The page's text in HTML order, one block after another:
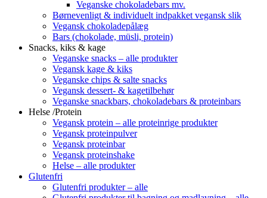
Veganske chokoladebars mv.
Børnevenligt & individuelt indpakket vegansk slik
Vegansk chokoladepålæg
Bars (chokolade, müsli, protein)
Snacks, kiks & kage
Veganske snacks – alle produkter
Vegansk kage & kiks
Veganske chips & salte snacks
Vegansk dessert- & kagetilbehør
Veganske snackbars, chokoladebars & proteinbars
Helse /Protein
Vegansk protein – alle proteinrige produkter
Vegansk proteinpulver
Vegansk proteinbar
Vegansk proteinshake
Helse – alle produkter
Glutenfri
Glutenfri produkter – alle